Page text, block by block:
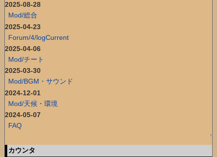
2025-08-28
Mod/総合
2025-04-23
Forum/4/logCurrent
2025-04-06
Mod/チート
2025-03-30
Mod/BGM・サウンド
2024-12-01
Mod/天候・環境
2024-05-07
FAQ
↑
カウンタ